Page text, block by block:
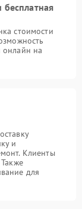
стоимости
онлайн на
и
Клиенты
для